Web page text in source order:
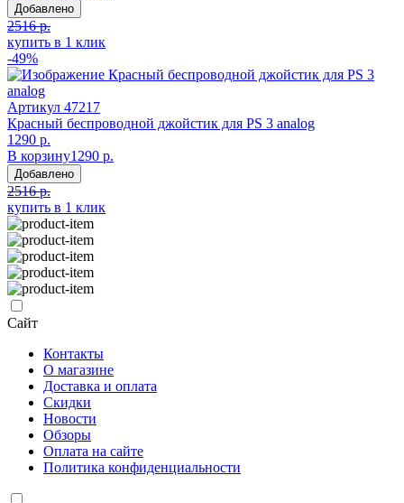
Добавлено
2516 р.
купить в 1 клик
-49%
Артикул 47217
Красный беспроводной джойстик для PS 3 analog
1290 р.
В корзину1290 р.
Добавлено
2516 р.
купить в 1 клик
Сайт
Контакты
О магазине
Доставка и оплата
Скидки
Новости
Обзоры
Оплата на сайте
Политика конфиденциальности